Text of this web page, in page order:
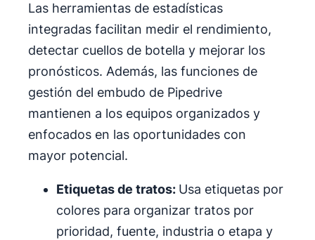
Las herramientas de estadísticas
integradas facilitan medir el rendimiento,
detectar cuellos de botella y mejorar los
pronósticos. Además, las funciones de
gestión del embudo de Pipedrive
mantienen a los equipos organizados y
enfocados en las oportunidades con
mayor potencial.
Etiquetas de tratos: Usa etiquetas por
colores para organizar tratos por
prioridad, fuente, industria o etapa y